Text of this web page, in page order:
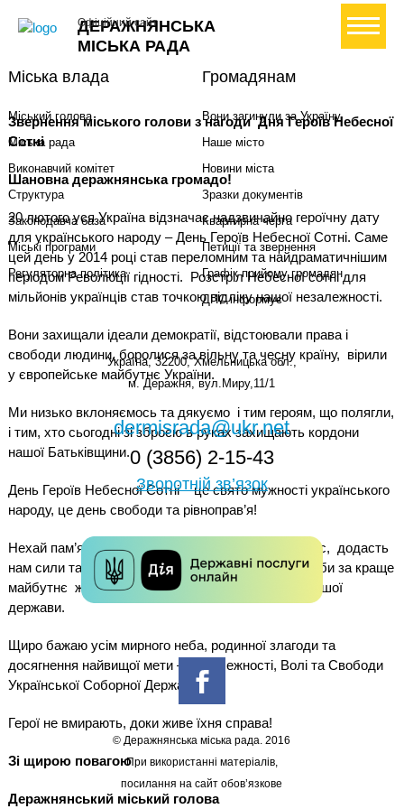
ДЕРАЖНЯНСЬКА
МІСЬКА РАДА
Офіційний сайт+ Створити петицію
Звернення міського голови з нагоди Дня Героїв Небесної
Сотні
Шановна деражнянська громадо!
20 лютого уся Україна відзначає надзвичайно героїчну дату
для українського народу – День Героїв Небесної Сотні. Саме
цей день у 2014 році став переломним та найдраматичнішим
періодом Революції гідності. Розстріл Небесної сотні для
мільйонів українців став точкою відліку нашої незалежності.
Вони захищали ідеали демократії, відстоювали права і
свободи людини, боролися за вільну та чесну країну, вірили
у європейське майбутнє України.
Ми низько вклоняємось та дякуємо і тим героям, що полягли,
і тим, хто сьогодні зі зброєю в руках захищають кордони
нашої Батьківщини.
День Героїв Небесної Сотні – це свято мужності українського
народу, це день свободи та рівноправ’я!
Нехай пам’ять про всіх невинно убитих згуртує нас, додасть
нам сили та волі, мудрості та
наснаги для боротьби за краще
майбутнє жителів нашого міста, для зміцнення нашої
держави.
Щиро бажаю усім мирного неба, родинної злагоди та
досягнення найвищої мети – Незалежності, Волі та Свободи
Української Соборної Держави.
Герої не вмирають, доки живе їхня справа!
Зі щирою повагою
Деражнянський міський голова
Міська влада
Міський голова
Міська рада
Виконавчий комітет
Структура
Законодавча база
Міські програми
Регуляторна політика
Громадянам
Вони загинули за Україну
Наше місто
Новини міста
Зразки документів
Квартирна черга
Петиції та звернення
Графік прийому громадян
ДПС інформує
Україна, 32200, Хмельницька обл.,
м. Деражня, вул.Миру,11/1
dermisrada@ukr.net
0 (3856) 2-15-43
Зворотній зв’язок
© Деражнянська міська рада. 2016
При використанні матеріалів,
посилання на сайт обов’язкове